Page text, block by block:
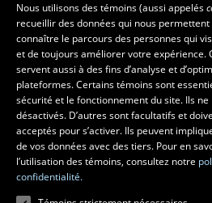
Les écoles et la recherche
École supérieure d’aménagement du
régional
École d’architecture
École de design
Centre de recherche en aménagement
Nous utilisons des témoins (aussi appelés
recueillir des données qui nous
connaître le parcours des personnes qui
et de toujours améliorer votre expérience.
servent aussi à des fins d’analyse et
plateformes. Certains témoins sont
sécurité et le fonctionnement du site. Ils
désactivés. D’autres sont facultatifs et
acceptés pour s’activer. Ils peuvent
de vos données avec des tiers. Pour en
l’utilisation des témoins, consultez notre
confidentialité.